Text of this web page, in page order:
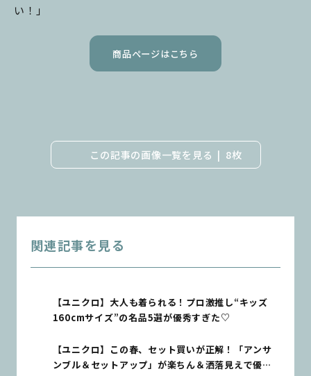
い！」
商品ページはこちら
この記事の画像一覧を見る 8枚
関連記事を見る
【ユニクロ】大人も着られる！プロ激推し“キッズ
160cmサイズ”の名品5選が優秀すぎた♡
【ユニクロ】この春、セット買いが正解！「アンサ
ンブル＆セットアップ」が楽ちん＆洒落見えで優秀